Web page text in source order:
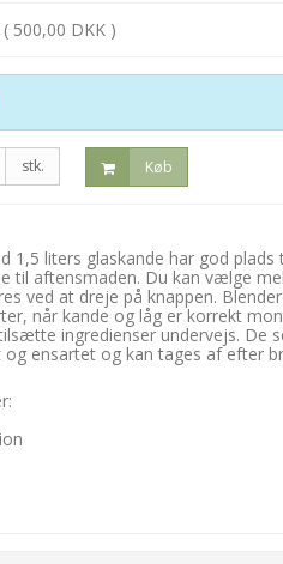
500,00 DKK )
stk. Køb
1,5 liters glaskande har god
til aftensmaden. Du kan vælge
ved at dreje på knappen.
når kande og låg er korrekt
ingredienser undervejs. De
ensartet og kan tages af efter